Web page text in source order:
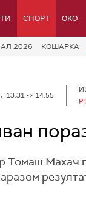
СПОРТ OKO
2026 КОШАРКА
13:31 -> 14:55
Томаш Махач